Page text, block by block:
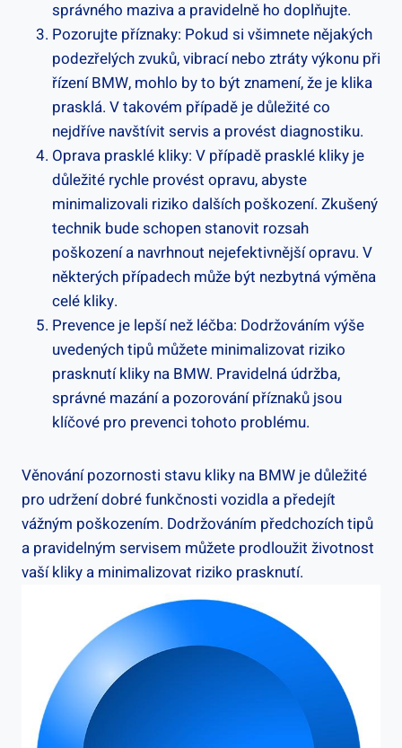
správného ​maziva a pravidelně ho doplňujte.
Pozorujte příznaky: Pokud si všimnete nějakých
podezřelých zvuků, vibrací ​nebo ztráty⁣ výkonu při
řízení BMW, mohlo⁢ by to být znamení, že je‍ klika
prasklá. V takovém případě​ je důležité co
nejdříve navštívit servis a provést ⁢diagnostiku.
Oprava prasklé kliky: ⁤V ‌případě prasklé kliky je
důležité ⁣rychle provést ⁣opravu, abyste
⁣minimalizovali riziko dalších⁤ poškození. Zkušený​
technik bude schopen‍ stanovit‍ rozsah
poškození a navrhnout nejefektivnější opravu. V
některých případech může být ‌nezbytná výměna
celé kliky.
Prevence​ je lepší než ⁣léčba: Dodržováním výše
uvedených tipů můžete minimalizovat riziko
‌prasknutí ‌kliky na​ BMW. Pravidelná údržba,
správné⁣ mazání⁢ a ​pozorování příznaků jsou
klíčové ‍pro prevenci tohoto problému.
Věnování pozornosti stavu ⁣kliky na BMW je ‌důležité
pro​ udržení ⁤dobré ‍funkčnosti‍ vozidla a předejít
‍vážným poškozením. ⁤Dodržováním předchozích ‍tipů⁣
a pravidelným servisem⁣ můžete prodloužit životnost
vaší kliky a minimalizovat riziko prasknutí.